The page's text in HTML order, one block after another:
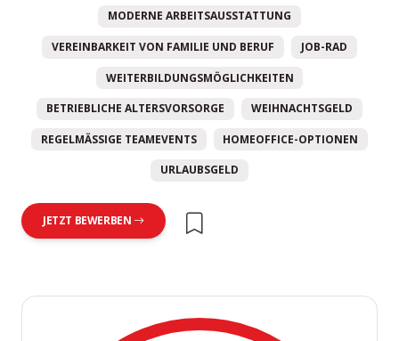
MODERNE ARBEITSAUSSTATTUNG
VEREINBARKEIT VON FAMILIE UND BERUF JOB-RAD
WEITERBILDUNGSMÖGLICHKEITEN
BETRIEBLICHE ALTERSVORSORGE WEIHNACHTSGELD
REGELMÄSSIGE TEAMEVENTS HOMEOFFICE-OPTIONEN
URLAUBSGELD
JETZT BEWERBEN